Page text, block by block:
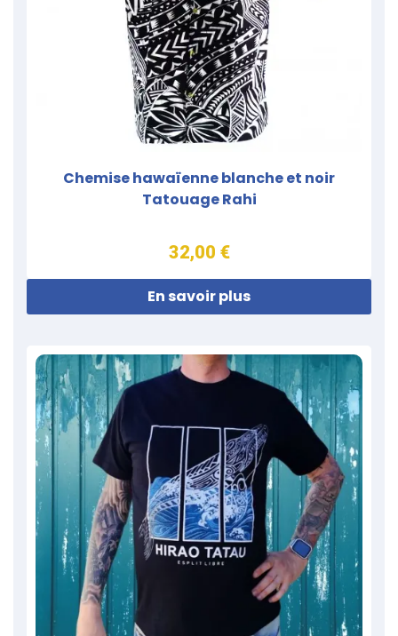
Chemise hawaïenne blanche et noir
Tatouage Rahi
32,00 €
En savoir plus